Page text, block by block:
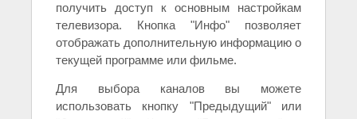
получить доступ к основным настройкам
телевизора. Кнопка "Инфо" позволяет
отображать дополнительную информацию о
текущей программе или фильме.
Для выбора каналов вы можете
использовать кнопку "Предыдущий" или